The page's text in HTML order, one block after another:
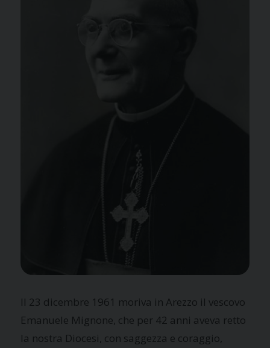
Il 23 dicembre 1961 moriva in Arezzo il vescovo
Emanuele Mignone, che per 42 anni aveva retto
la nostra Diocesi, con saggezza e coraggio,